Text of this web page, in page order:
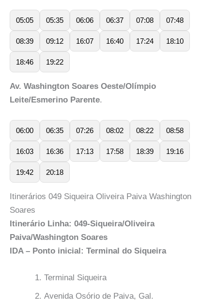
05:05 05:35 06:06 06:37 07:08 07:48
08:39 09:12 16:07 16:40 17:24 18:10
18:46 19:22
Av. Washington Soares Oeste/Olímpio
Leite/Esmerino Parente.
06:00 06:35 07:26 08:02 08:22 08:58
16:03 16:36 17:13 17:58 18:39 19:16
19:42 20:18
Itinerários 049 Siqueira Oliveira Paiva Washington
Soares
Itinerário Linha: 049-Siqueira/Oliveira
Paiva/Washington Soares
IDA – Ponto inicial: Terminal do Siqueira
Terminal Siqueira
Avenida Osório de Paiva, Gal.